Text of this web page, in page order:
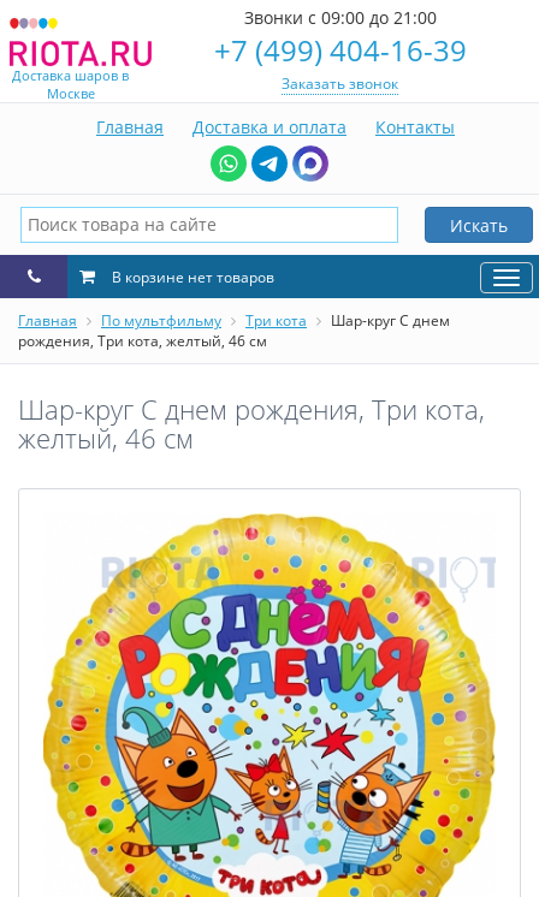
Доставка шаров в
Москве
Звонки с 09:00 до 21:00
+7 (499) 404-16-39
Заказать звонок
Главная Доставка и оплата Контакты
Искать
В корзине нет товаров
Главная По мультфильму Три кота
Шар-круг С днем
рождения, Три кота, желтый, 46 см
Шар-круг С днем рождения, Три кота,
желтый, 46 см